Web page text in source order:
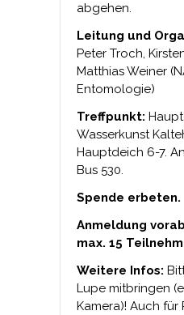
abgehen.
Leitung und
Peter Troch,
Matthias Weiner
Entomologie)
Treffpunkt:
Wasserkunst
Hauptdeich 6-7.
Bus 530.
Spende erbeten.
Anmeldung
max. 15
Weitere Infos:
Lupe mitbringen
Kamera)! Auch